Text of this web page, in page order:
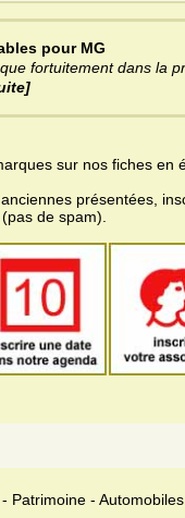
pour MG
fortuitement dans la
sur nos fiches en
présentées,
de spam).
Patrimoine - Automobiles